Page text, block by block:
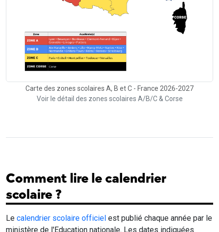
Carte des zones scolaires A, B et C - France 2026-2027
Voir le détail des zones scolaires A/B/C & Corse
Comment lire le calendrier
scolaire ?
Le calendrier scolaire officiel est publié chaque année par le
ministère de l'Education nationale. Les dates indiquées